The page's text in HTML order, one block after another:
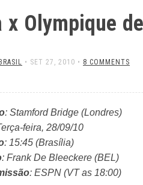
x Olympique
• SET 27, 2010 • 8 COMMENTS
: Stamford Bridge (Londres)
feira, 28/09/10
: 15:45 (Brasília)
: Frank De Bleeckere (BEL)
: ESPN (VT as 18:00)